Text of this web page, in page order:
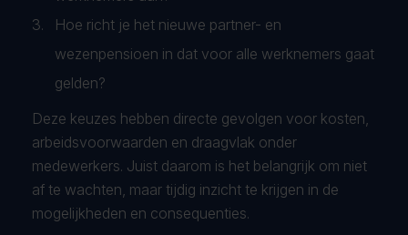
Hoe richt je het nieuwe partner- en
wezenpensioen in dat voor alle werknemers gaat
gelden?
Deze keuzes hebben directe gevolgen voor kosten,
arbeidsvoorwaarden en draagvlak onder
medewerkers. Juist daarom is het belangrijk om niet
af te wachten, maar tijdig inzicht te krijgen in de
mogelijkheden en consequenties.